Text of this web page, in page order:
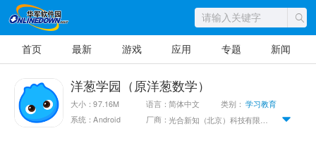
首页 最新 游戏 应用 专题 新闻
洋葱学园（原洋葱数学）
大小：97.16M 语言：简体中文 类别：学习教育
系统：Android
厂商：